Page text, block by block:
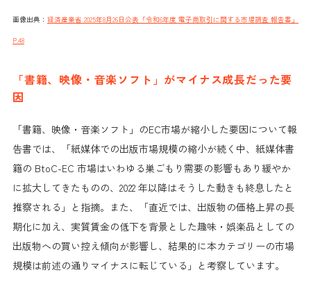
画像出典： 経済産業省 2025年8月26日公表「令和6年度 電子商取引に関する市場調査 報告書」
P.48
「書籍、映像・音楽ソフト」がマイナス成長だった要
因
「書籍、映像・音楽ソフト」のEC市場が縮小した要因について報
告書では、「紙媒体での出版市場規模の縮小が続く中、紙媒体書
籍の BtoC-EC 市場はいわゆる巣ごもり需要の影響もあり緩やか
に拡大してきたものの、2022 年以降はそうした動きも終息したと
推察される」と指摘。また、「直近では、出版物の価格上昇の長
期化に加え、実質賃金の低下を背景とした趣味・娯楽品としての
出版物への買い控え傾向が影響し、結果的に本カテゴリーの市場
規模は前述の通りマイナスに転じている」と考察しています。